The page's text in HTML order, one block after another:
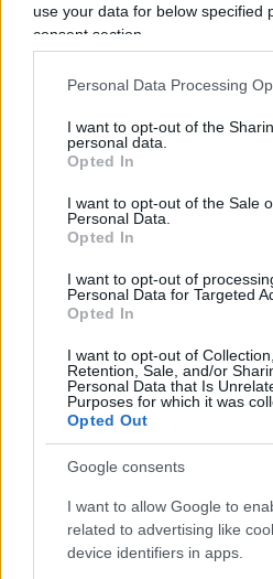
use your data for below specified
consent section.
Personal Data Processing
I want to opt-out of the
personal data.
Opted In
I want to opt-out of the Sale
Personal Data.
Opted In
I want to opt-out of
Personal Data for Targeted
Opted In
I want to opt-out of
Retention, Sale, and/or
Personal Data that Is
Purposes for which it was
Opted Out
Google consents
I want to allow Google to
related to advertising like
device identifiers in apps.
Leggi anche:
Auto elettrica? È il
“Ecco perchè non ci
Disastro auto elettriche:
certificano il fallimento
green, anzi. Hertz aveva
ambiziosi per l’espansione
compreso un ordine di 100
attenzione, il suo esempio
seguito da altre società del
Sixte della sua decisione
gradualmente i veicoli
attenzione al settore, una
meno ideologica. Tutto
prima di arrivare ai tagli